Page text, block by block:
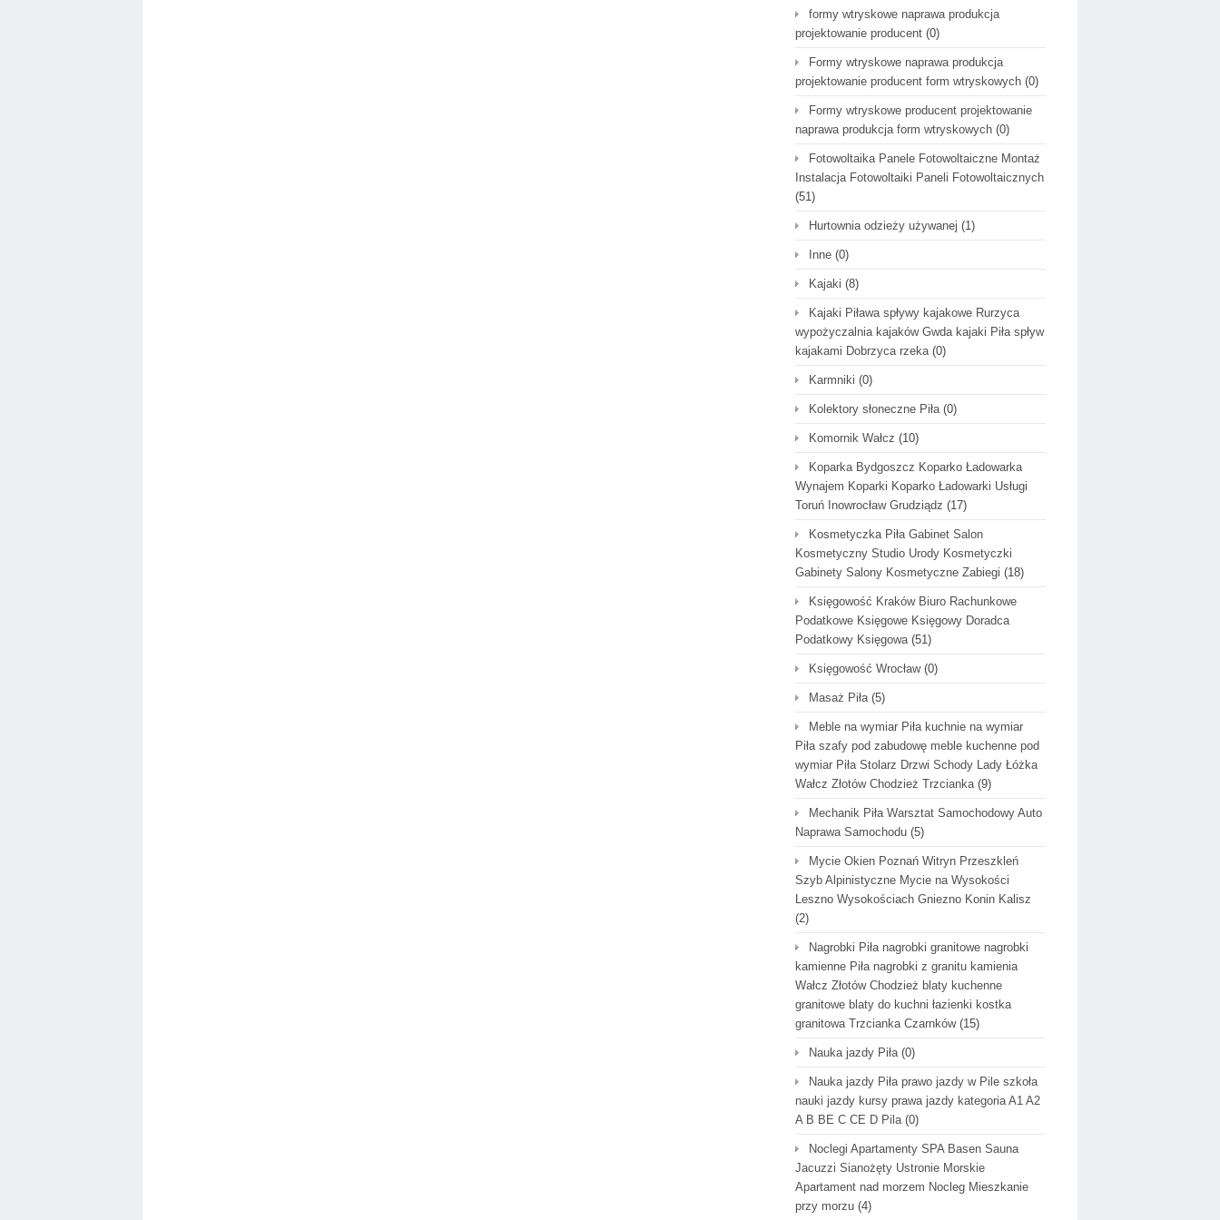
formy wtryskowe naprawa produkcja
projektowanie producent (0)
Formy wtryskowe naprawa produkcja
projektowanie producent form wtryskowych (0)
Formy wtryskowe producent projektowanie
naprawa produkcja form wtryskowych (0)
Fotowoltaika Panele Fotowoltaiczne Montaż
Instalacja Fotowoltaiki Paneli Fotowoltaicznych
(51)
Hurtownia odzieży używanej (1)
Inne (0)
Kajaki (8)
Kajaki Piława spływy kajakowe Rurzyca
wypożyczalnia kajaków Gwda kajaki Piła spływ
kajakami Dobrzyca rzeka(0)
Karmniki (0)
Kolektory słoneczne Piła(0)
Komornik Wałcz (10)
Koparka Bydgoszcz Koparko Ładowarka
Wynajem Koparki Koparko Ładowarki Usługi
Toruń Inowrocław Grudziądz (17)
Kosmetyczka Piła Gabinet Salon
Kosmetyczny Studio Urody Kosmetyczki
Gabinety Salony Kosmetyczne Zabiegi (18)
Księgowość Kraków Biuro Rachunkowe
Podatkowe Księgowe Księgowy Doradca
Podatkowy Księgowa(51)
Księgowość Wrocław(0)
Masaż Piła(5)
Meble na wymiar Piła kuchnie na wymiar
Piła szafy pod zabudowę meble kuchenne pod
wymiar Piła Stolarz Drzwi Schody Lady Łóżka
Wałcz Złotów Chodzież Trzcianka(9)
Mechanik Piła Warsztat Samochodowy Auto
Naprawa Samochodu (5)
Mycie Okien Poznań Witryn Przeszkleń
Szyb Alpinistyczne Mycie na Wysokości
Leszno Wysokościach Gniezno Konin Kalisz
(2)
Nagrobki Piła nagrobki granitowe nagrobki
kamienne Piła nagrobki z granitu kamienia
Wałcz Złotów Chodzież blaty kuchenne
granitowe blaty do kuchni łazienki kostka
granitowa Trzcianka Czarnków(15)
Nauka jazdy Piła(0)
Nauka jazdy Piła prawo jazdy w Pile szkoła
nauki jazdy kursy prawa jazdy kategoria A1 A2
A B BE C CE D Pila(0)
Noclegi Apartamenty SPA Basen Sauna
Jacuzzi Sianożęty Ustronie Morskie
Apartament nad morzem Nocleg Mieszkanie
przy morzu (4)